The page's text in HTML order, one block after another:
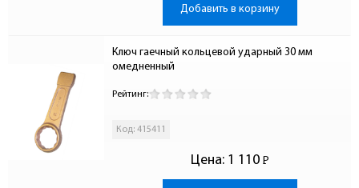
Добавить в корзину
Ключ гаечный кольцевой ударный 30 мм
омедненный
Рейтинг:
Код: 415411
Цена: 1 110 Р
-